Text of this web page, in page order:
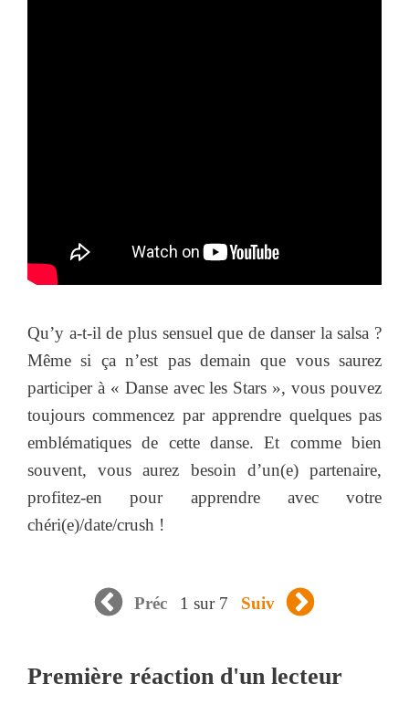
Qu’y a-t-il de plus sensuel que de danser la salsa ?
Même si ça n’est pas demain que vous saurez
participer à « Danse avec les Stars », vous pouvez
toujours commencez par apprendre quelques pas
emblématiques de cette danse. Et comme bien
souvent, vous aurez besoin d’un(e) partenaire,
profitez-en pour apprendre avec votre
chéri(e)/date/crush !
Préc 1 sur 7 Suiv
Première réaction d'un lecteur